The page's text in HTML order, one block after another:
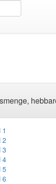
2
3
4
5
6